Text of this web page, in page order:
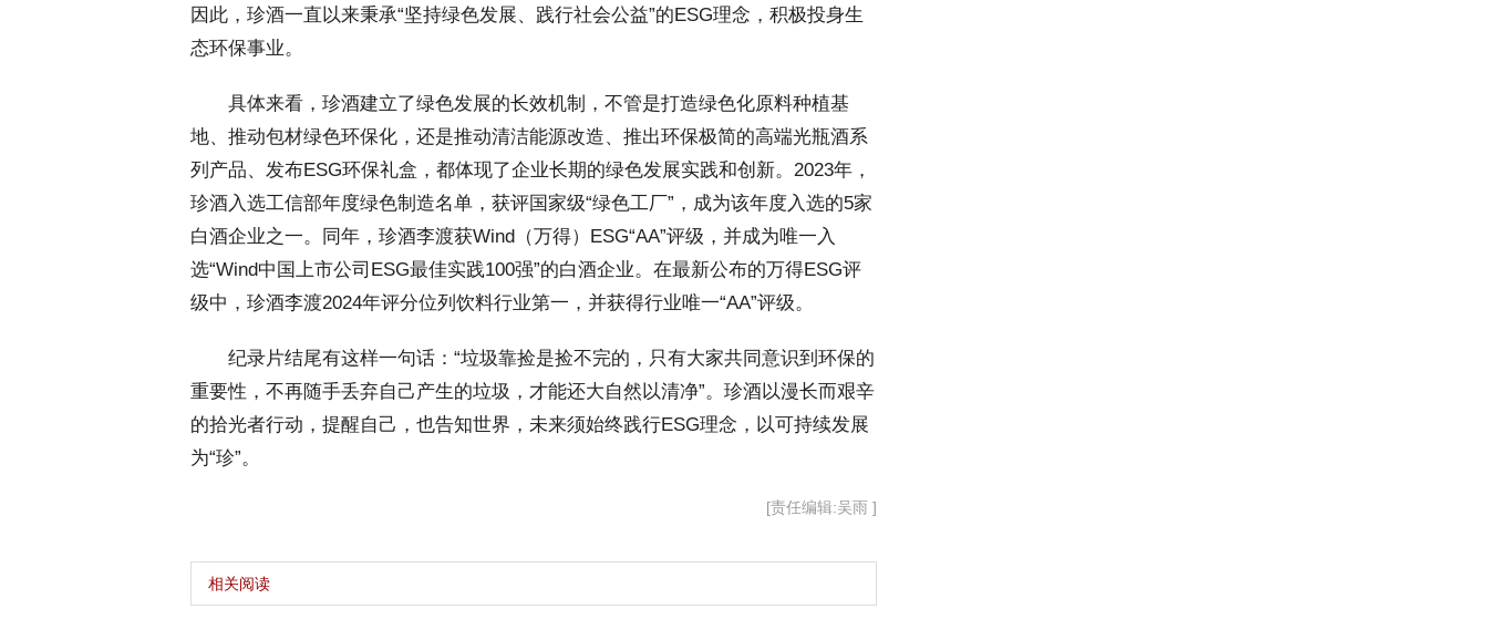
因此，珍酒一直以来秉承“坚持绿色发展、践行社会公益”的ESG理念，积极投身生
态环保事业。
具体来看，珍酒建立了绿色发展的长效机制，不管是打造绿色化原料种植基
地、推动包材绿色环保化，还是推动清洁能源改造、推出环保极简的高端光瓶酒系
列产品、发布ESG环保礼盒，都体现了企业长期的绿色发展实践和创新。2023年，
珍酒入选工信部年度绿色制造名单，获评国家级“绿色工厂”，成为该年度入选的5家
白酒企业之一。同年，珍酒李渡获Wind（万得）ESG“AA”评级，并成为唯一入
选“Wind中国上市公司ESG最佳实践100强”的白酒企业。在最新公布的万得ESG评
级中，珍酒李渡2024年评分位列饮料行业第一，并获得行业唯一“AA”评级。
纪录片结尾有这样一句话：“垃圾靠捡是捡不完的，只有大家共同意识到环保的
重要性，不再随手丢弃自己产生的垃圾，才能还大自然以清净”。珍酒以漫长而艰辛
的拾光者行动，提醒自己，也告知世界，未来须始终践行ESG理念，以可持续发展
为“珍”。
[责任编辑:吴雨 ]
相关阅读